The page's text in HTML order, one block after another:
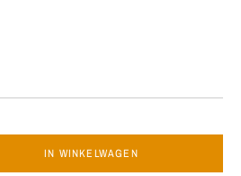
IN WINKELWAGEN